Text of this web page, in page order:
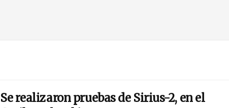
Se realizaron pruebas de Sirius-2, en el